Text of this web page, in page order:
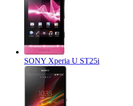
SONY Xperia U ST25i